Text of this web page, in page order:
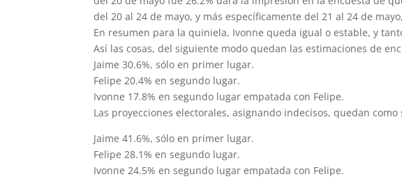
del 20 al 24 de mayo, y más específicamente del 21 al 24 de
En resumen para la quiniela, Ivonne queda igual o estable, y
Así las cosas, del siguiente modo quedan las estimaciones de
Jaime 30.6%, sólo en primer lugar.
Felipe 20.4% en segundo lugar.
Ivonne 17.8% en segundo lugar empatada con Felipe.
Las proyecciones electorales, asignando indecisos, quedan como
Jaime 41.6%, sólo en primer lugar.
Felipe 28.1% en segundo lugar.
Ivonne 24.5% en segundo lugar empatada con Felipe.